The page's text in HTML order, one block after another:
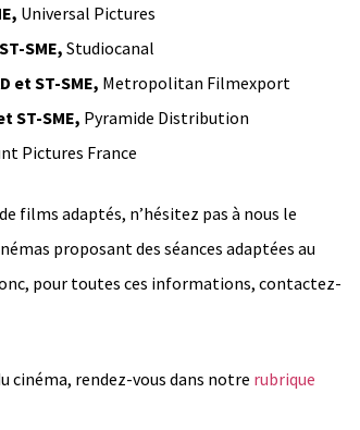
Universal Pictures
SME,Studiocanal
et ST-SME, Metropolitan Filmexport
ST-SME, Pyramide Distribution
Pictures France
films adaptés, n’hésitez pas à nous le
proposant des séances adaptées au
pour toutes ces informations, contactez-
cinéma, rendez-vous dans notre rubrique